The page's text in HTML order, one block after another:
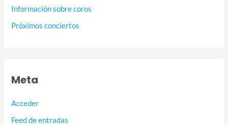
Información sobre coros
Próximos conciertos
Meta
Acceder
Feed de entradas